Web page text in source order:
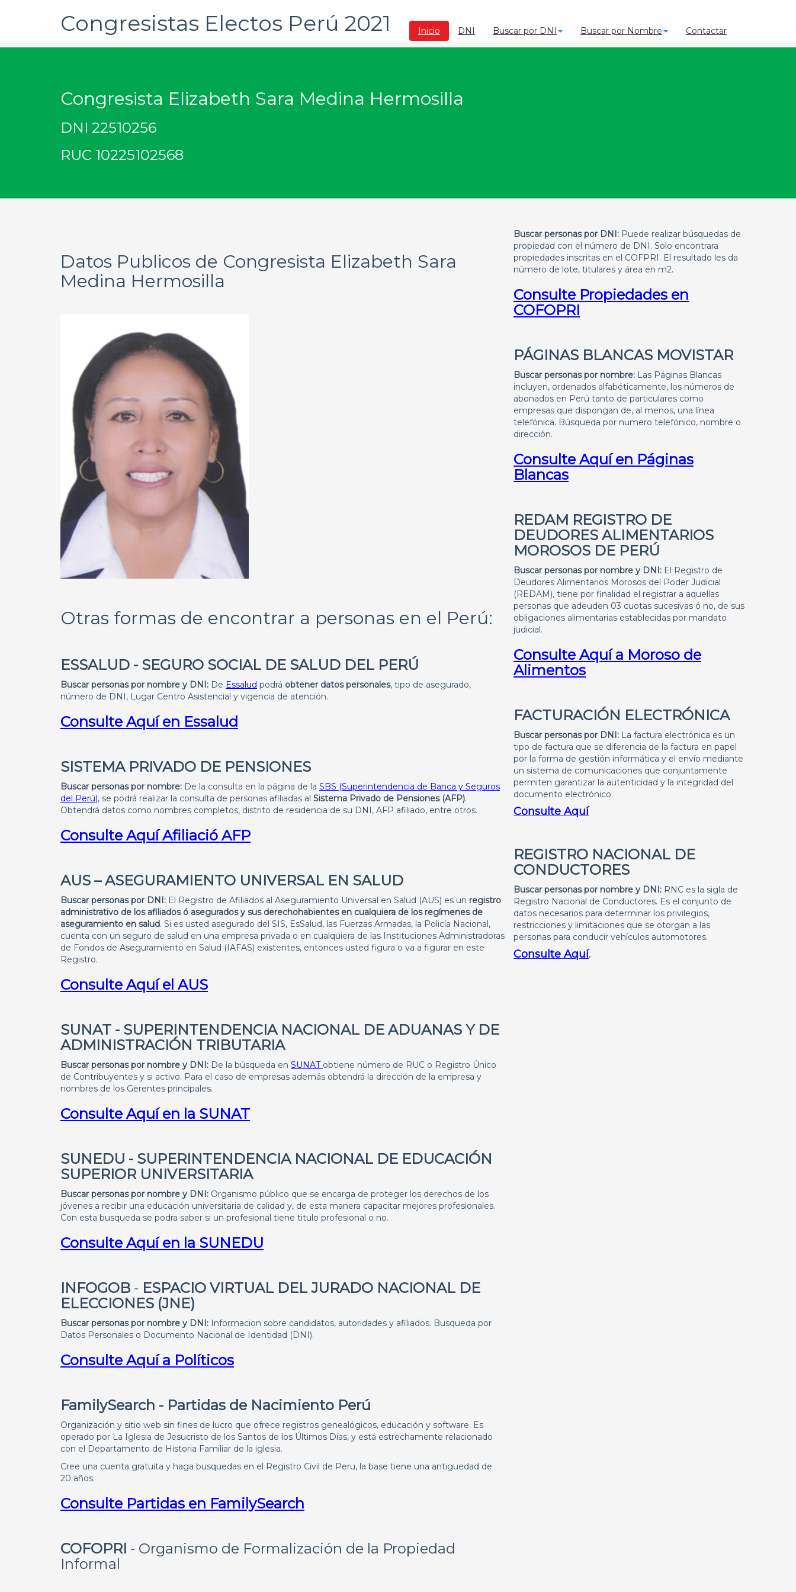
Congresistas Electos Perú 2021 Inicio DNI Buscar por DNI Buscar por Nombre Contactar
Congresista Elizabeth Sara Medina Hermosilla
DNI 22510256
RUC 10225102568
Datos Publicos de Congresista Elizabeth Sara
Medina Hermosilla
Otras formas de encontrar a personas en el Perú:
ESSALUD - SEGURO SOCIAL DE SALUD DEL PERÚ
Buscar personas por nombre y DNI: De Essalud podrá obtener datos personales, tipo de asegurado,
número de DNI, Lugar Centro Asistencial y vigencia de atención.
Consulte Aquí en Essalud
SISTEMA PRIVADO DE PENSIONES
Buscar personas por nombre: De la consulta en la página de la SBS (Superintendencia de Banca y Seguros
del Perú), se podrá realizar la consulta de personas afiliadas al Sistema Privado de Pensiones (AFP).
Obtendrá datos como nombres completos, distrito de residencia de su DNI, AFP afiliado, entre otros.
Consulte Aquí Afiliació AFP
AUS – ASEGURAMIENTO UNIVERSAL EN SALUD
Buscar personas por DNI: El Registro de Afiliados al Aseguramiento Universal en Salud (AUS) es un registro
administrativo de los afiliados ó asegurados y sus derechohabientes en cualquiera de los regímenes de
aseguramiento en salud. Si es usted asegurado del SIS, EsSalud, las Fuerzas Armadas, la Policía Nacional,
cuenta con un seguro de salud en una empresa privada o en cualquiera de las Instituciones Administradoras
de Fondos de Aseguramiento en Salud (IAFAS) existentes, entonces usted figura o va a figurar en este
Registro.
Consulte Aquí el AUS
SUNAT - SUPERINTENDENCIA NACIONAL DE ADUANAS Y DE
ADMINISTRACIÓN TRIBUTARIA
Buscar personas por nombre y DNI: De la búsqueda en SUNAT obtiene número de RUC o Registro Único
de Contribuyentes y si activo. Para el caso de empresas además obtendrá la dirección de la empresa y
nombres de los Gerentes principales.
Consulte Aquí en la SUNAT
SUNEDU - SUPERINTENDENCIA NACIONAL DE EDUCACIÓN
SUPERIOR UNIVERSITARIA
Buscar personas por nombre y DNI: Organismo público que se encarga de proteger los derechos de los
jóvenes a recibir una educación universitaria de calidad y, de esta manera capacitar mejores profesionales.
Con esta busqueda se podra saber si un profesional tiene titulo profesional o no.
Consulte Aquí en la SUNEDU
INFOGOB - ESPACIO VIRTUAL DEL JURADO NACIONAL DE
ELECCIONES (JNE)
Buscar personas por nombre y DNI: Informacion sobre candidatos, autoridades y afiliados. Busqueda por
Datos Personales o Documento Nacional de Identidad (DNI).
Consulte Aquí a Políticos
FamilySearch - Partidas de Nacimiento Perú
Organización y sitio web sin fines de lucro que ofrece registros genealógicos, educación y software. Es
operado por La Iglesia de Jesucristo de los Santos de los Últimos Días, y está estrechamente relacionado
con el Departamento de Historia Familiar de la iglesia.
Cree una cuenta gratuita y haga busquedas en el Registro Civil de Peru, la base tiene una antiguedad de
20 años.
Consulte Partidas en FamilySearch
COFOPRI - Organismo de Formalización de la Propiedad
Informal
Buscar personas por DNI: Puede realizar búsquedas de
propiedad con el número de DNI. Solo encontrara
propiedades inscritas en el COFPRI. El resultado les da
número de lote, titulares y área en m2.
Consulte Propiedades en
COFOPRI
PÁGINAS BLANCAS MOVISTAR
Buscar personas por nombre: Las Páginas Blancas
incluyen, ordenados alfabéticamente, los números de
abonados en Perú tanto de particulares como
empresas que dispongan de, al menos, una línea
telefónica. Búsqueda por numero telefónico, nombre o
dirección.
Consulte Aquí en Páginas
Blancas
REDAM REGISTRO DE
DEUDORES ALIMENTARIOS
MOROSOS DE PERÚ
Buscar personas por nombre y DNI: El Registro de
Deudores Alimentarios Morosos del Poder Judicial
(REDAM), tiene por finalidad el registrar a aquellas
personas que adeuden 03 cuotas sucesivas ó no, de sus
obligaciones alimentarias establecidas por mandato
judicial.
Consulte Aquí a Moroso de
Alimentos
FACTURACIÓN ELECTRÓNICA
Buscar personas por DNI: La factura electrónica es un
tipo de factura que se diferencia de la factura en papel
por la forma de gestión informática y el envío mediante
un sistema de comunicaciones que conjuntamente
permiten garantizar la autenticidad y la integridad del
documento electrónico.
Consulte Aquí
REGISTRO NACIONAL DE
CONDUCTORES
Buscar personas por nombre y DNI: RNC es la sigla de
Registro Nacional de Conductores. Es el conjunto de
datos necesarios para determinar los privilegios,
restricciones y limitaciones que se otorgan a las
personas para conducir vehículos automotores.
Consulte Aquí.